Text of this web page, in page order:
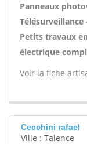
Panneaux
Petits travaux
électrique
Voir la fiche
Cecchini rafael
Ville : Talence